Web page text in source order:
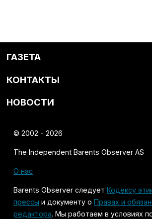
ГАЗЕТА
КОНТАКТЫ
НОВОСТИ
© 2002 - 2026
The Independent Barents Observer AS
О нас
Barents Observer следуетКодексу
прессы и документу оПравах и
редактора. Мы работаем в условиях